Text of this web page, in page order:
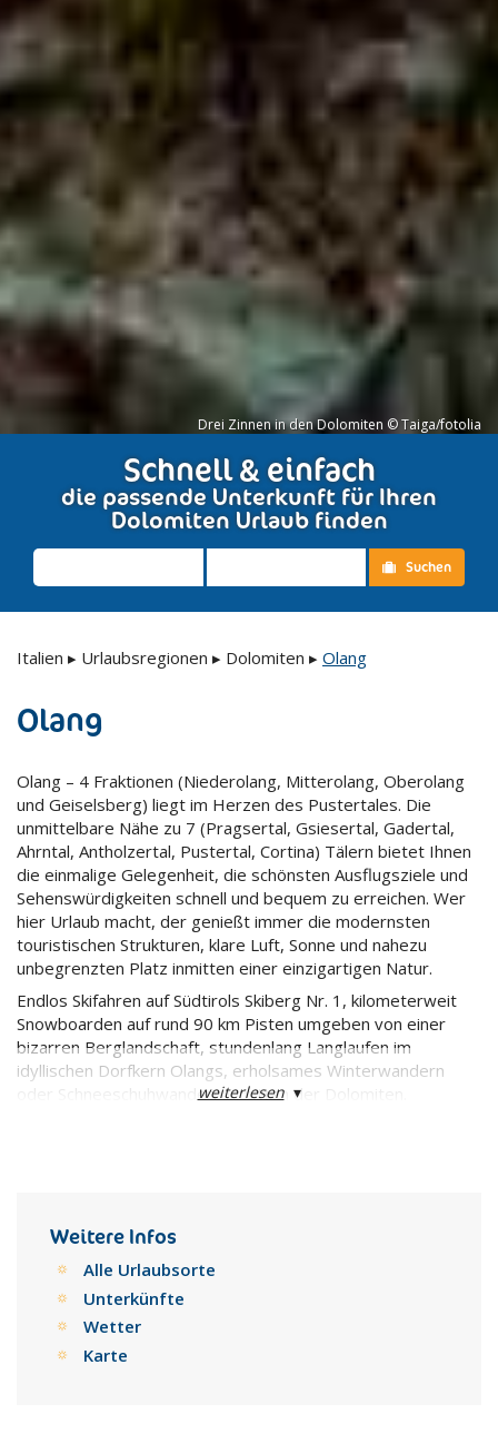
Drei Zinnen in den Dolomiten © Taiga/fotolia
Schnell & einfach
die passende Unterkunft für Ihren
Dolomiten Urlaub finden
Suchen
Italien ▸ Urlaubsregionen ▸ Dolomiten ▸ Olang
Olang
Olang – 4 Fraktionen (Niederolang, Mitterolang, Oberolang
und Geiselsberg) liegt im Herzen des Pustertales. Die
unmittelbare Nähe zu 7 (Pragsertal, Gsiesertal, Gadertal,
Ahrntal, Antholzertal, Pustertal, Cortina) Tälern bietet Ihnen
die einmalige Gelegenheit, die schönsten Ausflugsziele und
Sehenswürdigkeiten schnell und bequem zu erreichen. Wer
hier Urlaub macht, der genießt immer die modernsten
touristischen Strukturen, klare Luft, Sonne und nahezu
unbegrenzten Platz inmitten einer einzigartigen Natur.
Endlos Skifahren auf Südtirols Skiberg Nr. 1, kilometerweit
Snowboarden auf rund 90 km Pisten umgeben von einer
bizarren Berglandschaft, stundenlang Langlaufen im
idyllischen Dorfkern Olangs, erholsames Winterwandern
oder Schneeschuhwandern inmitten der Dolomiten.
Umrahmt werden die 4 Ortschaften (Oberolang,
den Pragser Dolomiten, im Norden von der
Rieserfernergruppe mit dem Gletscher des Hochgalls und
von West nach Ost verläuft das Pustertal.
Zur Talstation Gassl verkehrt im 20-Minuten-Takt (ab 8.10
weiterlesen▾
Weitere Infos
Alle Urlaubsorte
Unterkünfte
Wetter
Karte